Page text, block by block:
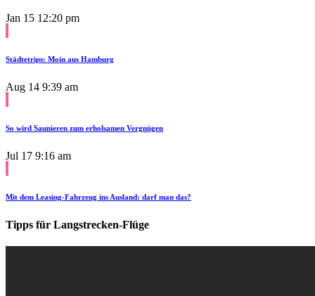
Jan 15 12:20 pm
Städtetrips: Moin aus Hamburg
Aug 14 9:39 am
So wird Saunieren zum erholsamen Vergnügen
Jul 17 9:16 am
Mit dem Leasing-Fahrzeug ins Ausland: darf man das?
Tipps für Langstrecken-Flüge